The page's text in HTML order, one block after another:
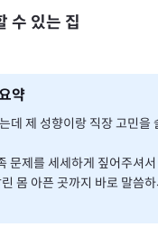
수 있는 집
약
데 제 성향이랑 직장 고민을
문제를 세세하게 짚어주셔
몸 아픈 곳까지 바로 말씀